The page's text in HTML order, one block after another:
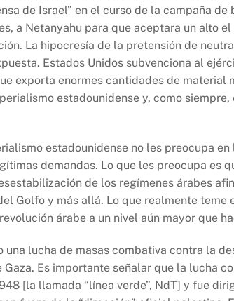
de Israel” en el curso de la campaña de
a Netanyahu para que aceptara un alto el
La hipocresía de la pretensión de
Estados Unidos subvenciona al
exporta enormes cantidades de material
estadounidense y, como
estadounidense no les preocupa en
demandas. Lo que les preocupa es
de los regímenes árabes
Golfo y más allá. Lo que realmente teme
árabe a un nivel aún mayor que
lucha de masas combativa contra la
Es importante señalar que la lucha
[la llamada “línea verde”, NdT] y fue